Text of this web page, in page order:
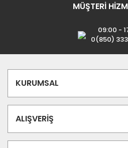
MÜŞTERİ
09:00 -
0(850)
KURUMSAL
ALIŞVERİŞ